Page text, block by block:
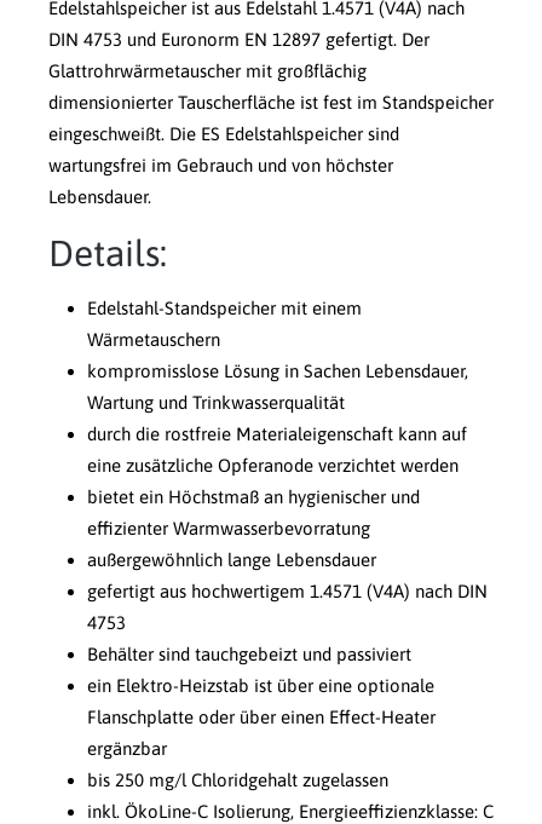
Edelstahlspeicher ist aus Edelstahl 1.4571 (V4A) nach
DIN 4753 und Euronorm EN 12897 gefertigt. Der
Glattrohrwärmetauscher mit großflächig
dimensionierter Tauscherfläche ist fest im Standspeicher
eingeschweißt. Die ES Edelstahlspeicher sind
wartungsfrei im Gebrauch und von höchster
Lebensdauer.
Details:
Edelstahl-Standspeicher mit einem
Wärmetauschern
kompromisslose Lösung in Sachen Lebensdauer,
Wartung und Trinkwasserqualität
durch die rostfreie Materialeigenschaft kann auf
eine zusätzliche Opferanode verzichtet werden
bietet ein Höchstmaß an hygienischer und
effizienter Warmwasserbevorratung
außergewöhnlich lange Lebensdauer
gefertigt aus hochwertigem 1.4571 (V4A) nach DIN
4753
Behälter sind tauchgebeizt und passiviert
ein Elektro-Heizstab ist über eine optionale
Flanschplatte oder über einen Effect-Heater
ergänzbar
bis 250 mg/l Chloridgehalt zugelassen
inkl. ÖkoLine-C Isolierung, Energieeffizienzklasse: C